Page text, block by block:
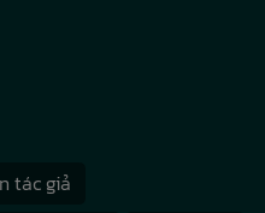
tác giả